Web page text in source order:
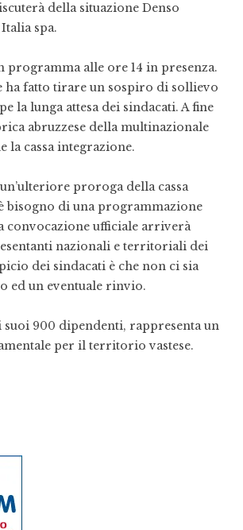
della situazione Denso
spa.
programma alle ore 14 in presenza.
ha fatto tirare un sospiro di sollievo
la lunga attesa dei sindacati. A fine
abruzzese della multinazionale
la cassa integrazione.
proroga della cassa
bisogno di una programmazione
convocazione ufficiale arriverà
nazionali e territoriali dei
dei sindacati è che non ci sia
ed un eventuale rinvio.
suoi 900 dipendenti, rappresenta un
per il territorio vastese.